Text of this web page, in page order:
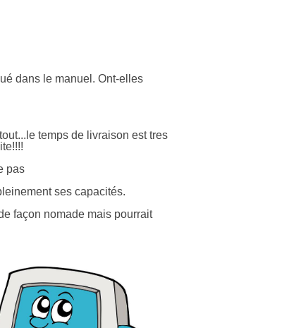
dans le manuel. Ont-elles
temps de livraison est tres
pas
ses capacités.
façon nomade mais pourrait